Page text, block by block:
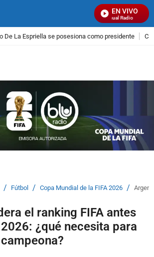
EN VIVO
Señal Visual Radio
De La Espriella se posesiona como presidente
/ Fútbol / Copa Mundial de la FIFA 2026 /
el ranking FIFA antes
¿qué necesita para